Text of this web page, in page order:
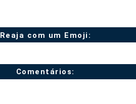
Reaja com um Emoji:
Comentários: